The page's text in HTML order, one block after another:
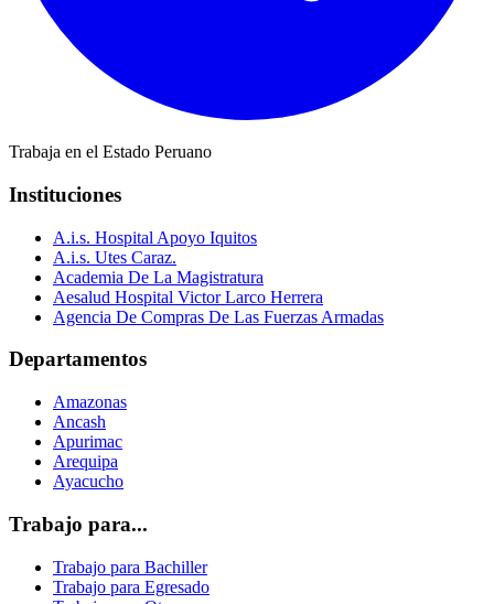
Trabaja en el Estado Peruano
Instituciones
A.i.s. Hospital Apoyo Iquitos
A.i.s. Utes Caraz.
Academia De La Magistratura
Aesalud Hospital Victor Larco Herrera
Agencia De Compras De Las Fuerzas Armadas
Departamentos
Amazonas
Ancash
Apurimac
Arequipa
Ayacucho
Trabajo para...
Trabajo para Bachiller
Trabajo para Egresado